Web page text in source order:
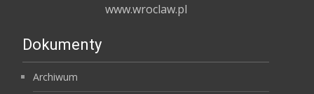
www.wroclaw.pl
Dokumenty
Archiwum